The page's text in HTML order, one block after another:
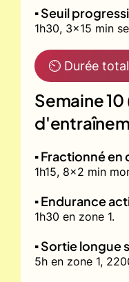
▪️ Seuil
1h30, 3x15 min
⏲ Durée
Semaine 10
▪️ Fractionné
1h15, 8x2 min
▪️ Endurance
1h30 en zone 1.
▪️ Sortie longue
5h en zone 1,